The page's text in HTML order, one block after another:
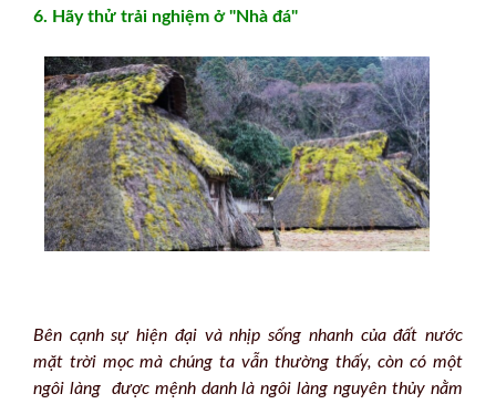
6. Hãy thử trải nghiệm ở "Nhà đá"
Bên cạnh sự hiện đại và nhịp sống nhanh của đất nước
mặt trời mọc mà chúng ta vẫn thường thấy, còn có một
ngôi làng được mệnh danh là ngôi làng nguyên thủy nằm